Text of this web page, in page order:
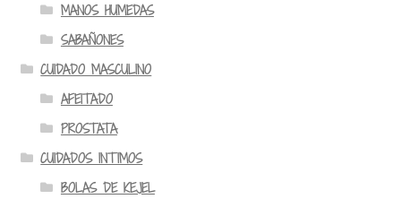
MANOS HUMEDAS
SABAÑONES
CUIDADO MASCULINO
AFEITADO
PROSTATA
CUIDADOS INTIMOS
BOLAS DE KEJEL